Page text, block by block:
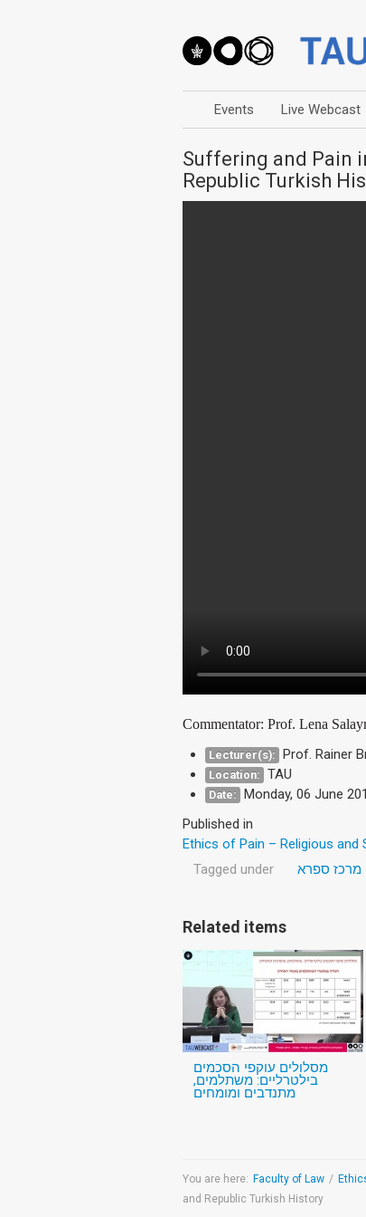
Events Live Webcast
Suffering and Pain
Republic Turkish
Commentator: Prof. Lena
Lecturer(s): Prof. Rainer
Location: TAU
Date: Monday, 06 June
Published in
Ethics of Pain – Religious and
Tagged under
מרכז ספרא
Related items
מסלולים עוקפי הסכמים
בילטרליים: משתלמים,
מתנדבים ומומחים
You are here: Faculty of Law /
and Republic Turkish History